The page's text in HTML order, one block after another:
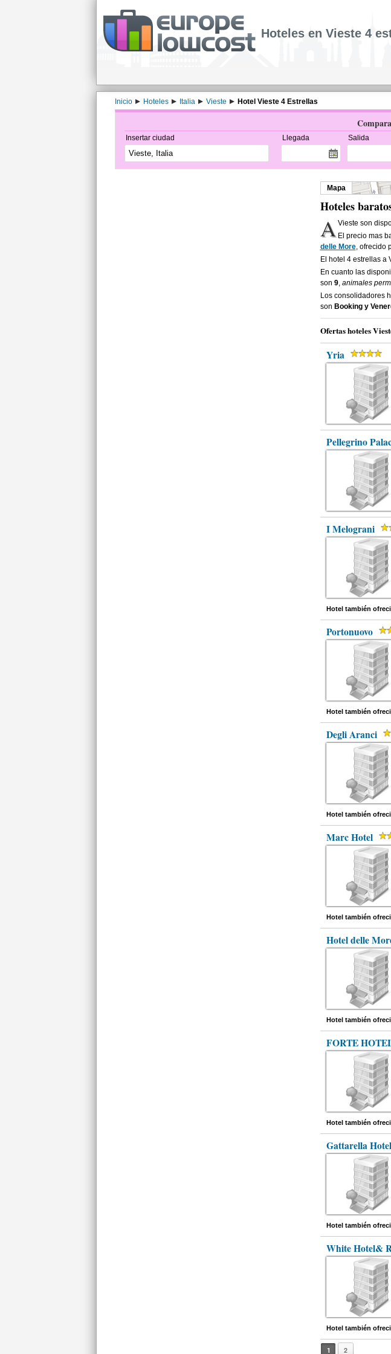
Hoteles en Vieste 4
Inicio Hoteles Italia Vieste Hotel Vieste 4 Estrellas
Insertar ciudad Llegada Salida
Mapa
Hoteles
A Vieste son
El precio mas
delle More, ofrecido
El hotel 4 estrellas a
En cuanto las
son 9, animales
Los consolidadores
son Booking y
Ofertas hoteles
Yria
Pellegrino
I Melograni
Hotel también
Portonuovo
Hotel también
Degli Aranci
Hotel también
Marc Hotel
Hotel también
Hotel delle
Hotel también
FORTE
Hotel también
Gattarella
Hotel también
White Hotel&
Hotel también
1 2